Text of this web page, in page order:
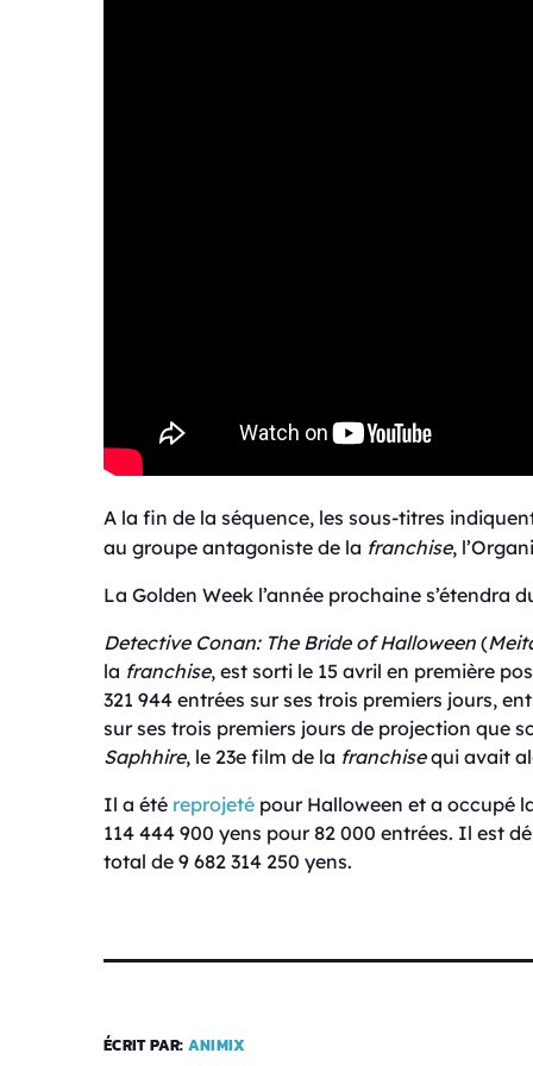
A la fin de la séquence, les sous-titres
au groupe antagoniste de la franchise,
La Golden Week l’année prochaine s’étendra
Detective Conan: The Bride of Halloween (
la franchise, est sorti le 15 avril en première
321 944 entrées sur ses trois premiers jours,
sur ses trois premiers jours de projection que
Saphhire, le 23e film de la franchisequi avait
Il a été reprojeté pour Halloween et a occupé
114 444 900 yens pour 82 000 entrées. Il est
total de 9 682 314 250 yens.
ÉCRIT PAR: ANIMIX